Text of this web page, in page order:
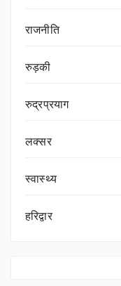
राजनीति
रुड़की
रुद्रप्रयाग
लक्सर
स्वास्थ्य
हरिद्वार